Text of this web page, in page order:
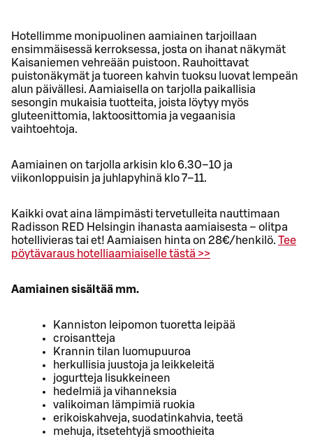
Hotellimme monipuolinen aamiainen tarjoillaan
ensimmäisessä kerroksessa, josta on ihanat näkymät
Kaisaniemen vehreään puistoon. Rauhoittavat
puistonäkymät ja tuoreen kahvin tuoksu luovat lempeän
alun päivällesi. Aamiaisella on tarjolla paikallisia
sesongin mukaisia tuotteita, joista löytyy myös
gluteenittomia, laktoosittomia ja vegaanisia
vaihtoehtoja.
Aamiainen on tarjolla arkisin klo 6.30–10 ja
viikonloppuisin ja juhlapyhinä klo 7–11.
Kaikki ovat aina lämpimästi tervetulleita nauttimaan
Radisson RED Helsingin ihanasta aamiaisesta – olitpa
hotellivieras tai et! Aamiaisen hinta on 28€/henkilö. Tee
pöytävaraus hotelliaamiaiselle tästä >>
Aamiainen sisältää mm.
Kanniston leipomon tuoretta leipää
croisantteja
Krannin tilan luomupuuroa
herkullisia juustoja ja leikkeleitä
jogurtteja lisukkeineen
hedelmiä ja vihanneksia
valikoiman lämpimiä ruokia
erikoiskahveja, suodatinkahvia, teetä
mehuja, itsetehtyjä smoothieita